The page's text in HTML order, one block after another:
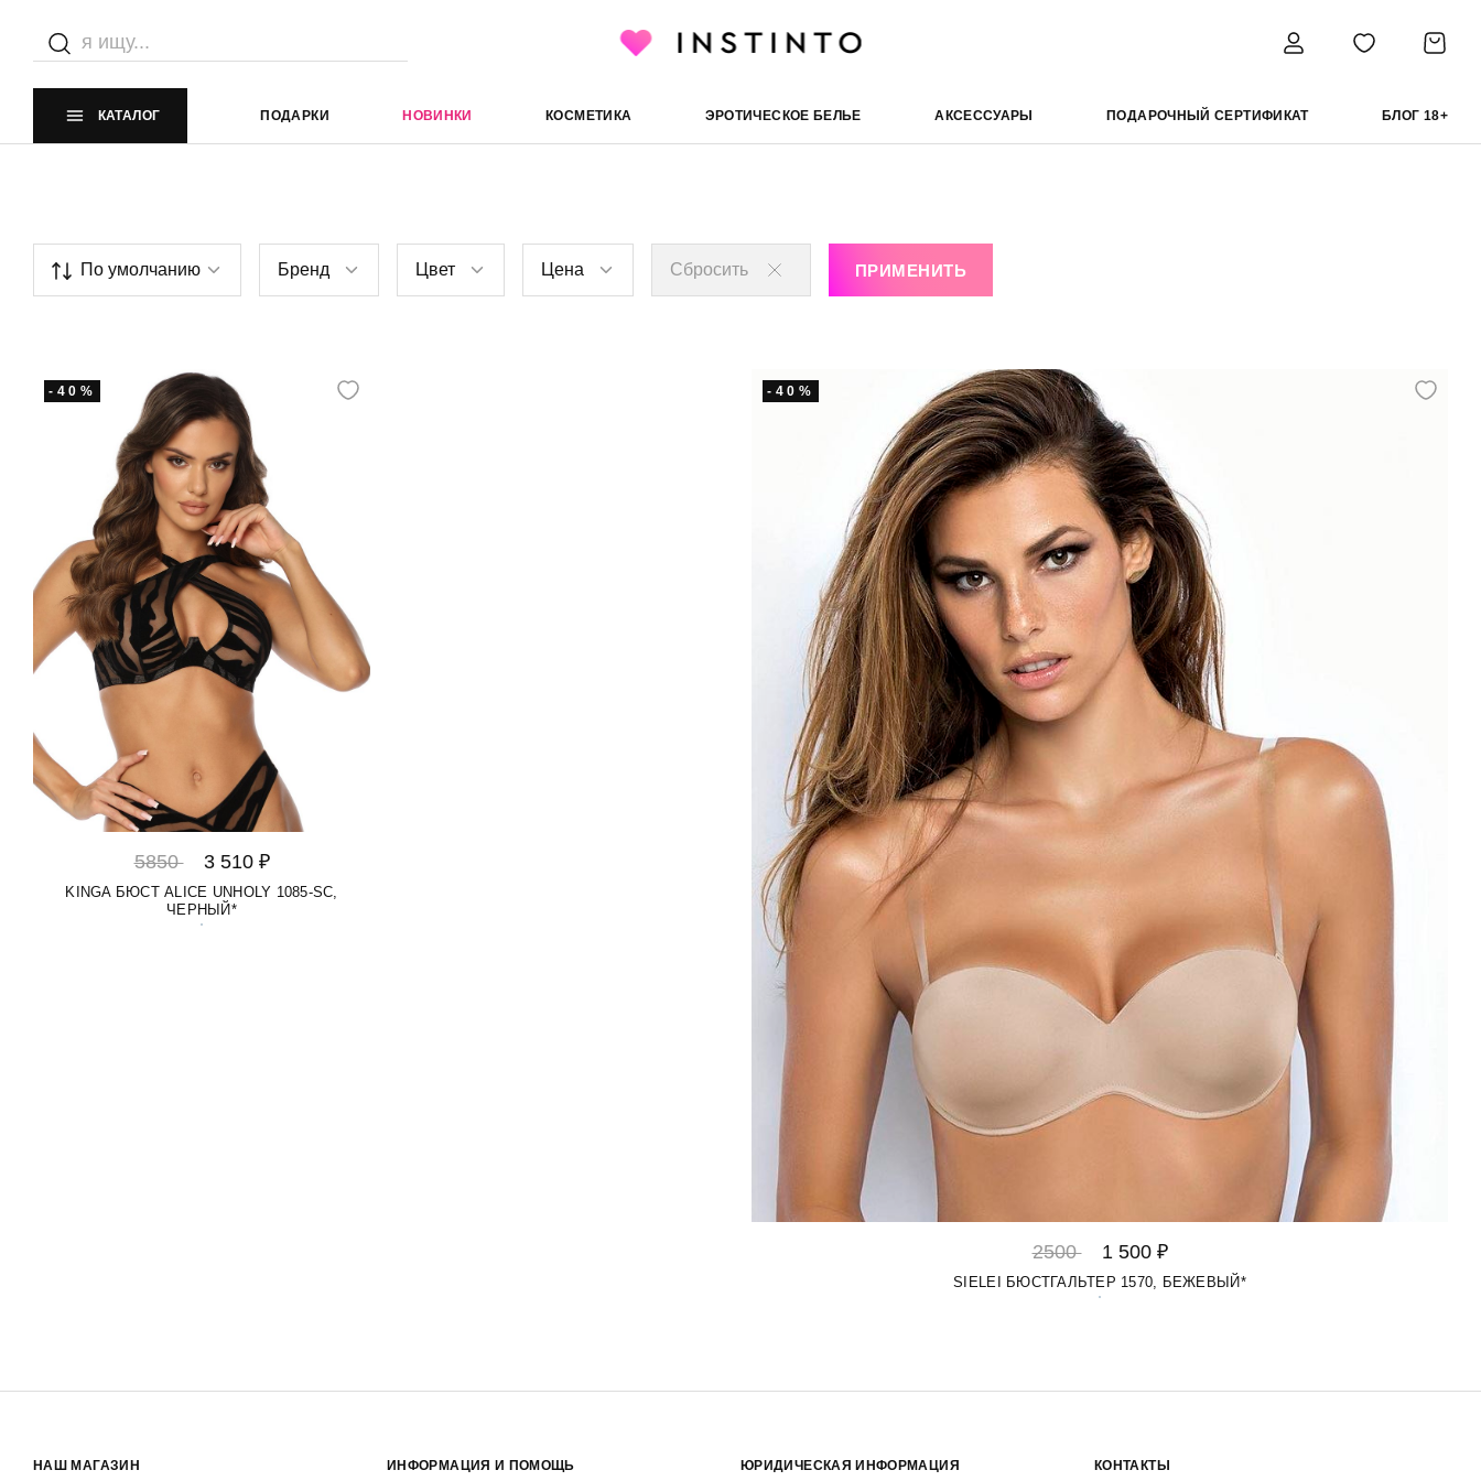
КАТАЛОГ ПОДАРКИ НОВИНКИ КОСМЕТИКА ЭРОТИЧЕСКОЕ БЕЛЬЕ АКСЕССУАРЫ ПОДАРОЧНЫЙ СЕРТИФИКАТ БЛОГ 18+
Главная страница Мягкая чашка Plunge
Мягкая чашка Plunge
По умолчанию Бренд Цвет Цена Сбросить ПРИМЕНИТЬ
5850 3 510 ₽
KINGA БЮСТ ALICE UNHOLY 1085-SC,
ЧЕРНЫЙ*
-40%
2500 1 500 ₽
SIELEI БЮСТГАЛЬТЕР 1570, БЕЖЕВЫЙ*
-40%
НАШ МАГАЗИН ИНФОРМАЦИЯ И ПОМОЩЬ ЮРИДИЧЕСКАЯ ИНФОРМАЦИЯ КОНТАКТЫ